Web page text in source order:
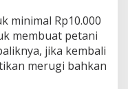
minimal Rp10.000
membuat petani
jika kembali
merugi bahkan